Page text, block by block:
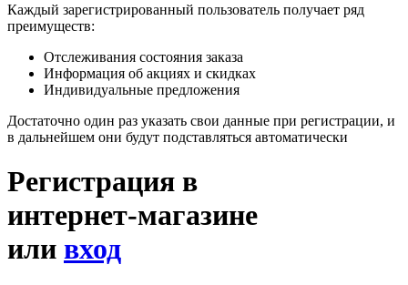
Каждый зарегистрированный пользователь получает ряд
преимуществ:
Отслеживания состояния заказа
Информация об акциях и скидках
Индивидуальные предложения
Достаточно один раз указать свои данные при регистрации, и
в дальнейшем они будут подставляться автоматически
Регистрация в
интернет-магазине
или вход